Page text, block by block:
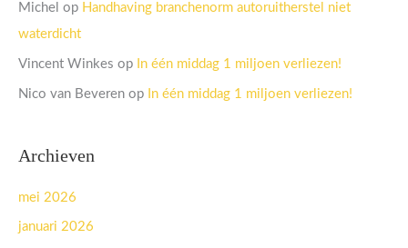
Michel op Handhaving branchenorm autoruitherstel niet
waterdicht
Vincent Winkes op In één middag 1 miljoen verliezen!
Nico van Beveren op In één middag 1 miljoen verliezen!
Archieven
mei 2026
januari 2026